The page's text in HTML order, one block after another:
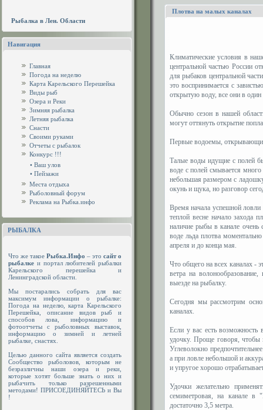
Рыбалка в Лен. Области
Навигация
Главная
Погода на неделю
Карта Карельского Перешейка
Виды рыб
Озера и Реки
Зимняя рыбалка
Летняя рыбалка
Снасти
Своими руками
Отчеты с рыбалок
Конкурс !!!
• Ваш улов
• Пейзажи
Места отдыха
Рыболовный форум
Реклама на Рыбка.инфо
РЫБАЛКА
Что же такое Рыбка.Инфо – это сайт о
рыбалке и портал любителей рыбалки
Карельского перешейка и
Ленинградской области.
Мы постарались собрать для вас
максимум информации о рыбалке:
Погода на неделю, карта Карельского
Перешейка, описание видов рыб и
способов лова, информацию и
фотоотчеты с рыболовных выставок,
информацию о зимней и летней
рыбалке, снастях.
Целью данного сайта является создать
Сообщество рыболовов, которым не
безразличны наши озера и реки,
которые хотят больше знать о них и
рыбачить только разрешенными
методами! ПРИСОЕДИНЯЙТЕСЬ и Вы
!
Плотва на малых каналах
Климатические условия в
центральной частью России
для рыбаков центральной
это воспринимается с
открытую воду, все они в
Обычно сезон в нашей
могут оттянуть открытие
Первые водоемы,
Талые воды идущие с полей
воде с полей смывается
небольшая размером с
окунь и щука, но разговор
Время начала успешной
теплой весне начало захода
наличие рыбы в канале очень
воде льда плотва
апреля и до конца мая.
Что общего на всех каналах -
ветра на
выезде на рыбалку.
Сегодня мы рассмотрим
каналах.
Если у вас есть
удочку. Проще говоря,
Углеволокно
а при ловле небольшой и
и упругое хорошо
Удочки желательно
семиметровая, на канале в
достаточно 3,5 метра.